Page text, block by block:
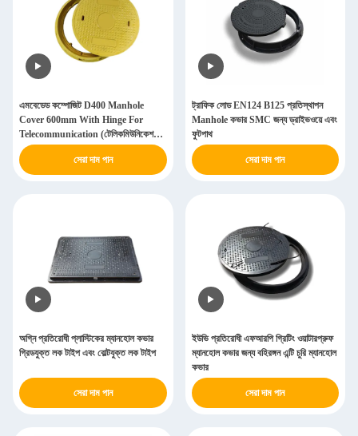
এমবেডেড কম্পোজিট D400 Manhole
Cover 600mm With Hinge For
Telecommunication (টেলিকমিউনিকেশনের
জন্য হিঞ্জ সহ এমবেডেড ডি৪০০ ম্যানহোল
কভার)
সেরা দাম পান
ট্রাফিক লোড EN124 B125 প্রতিস্থাপন
Manhole কভার SMC জন্য ড্রাইভওয়ে এবং
ফুটপাথ
সেরা দাম পান
অগ্নি প্রতিরোধী প্লাস্টিকের ম্যানহোল কভার
গ্রিডযুক্ত লক টাইপ এবং বোল্টযুক্ত লক টাইপ
সেরা দাম পান
ইউভি প্রতিরোধী এফআরপি গ্রিটিং ওয়াটারপ্রুফ
ম্যানহোল কভার জন্য বহিরঙ্গন এন্টি চুরি ম্যানহোল
কভার
সেরা দাম পান